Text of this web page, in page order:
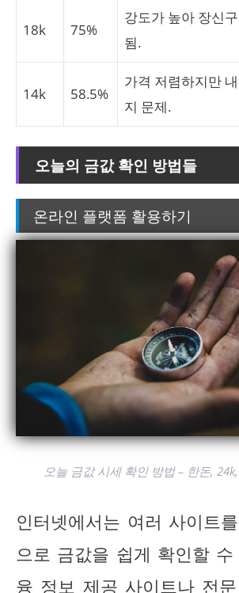
18k 75%
강도가 높아 장신
됨.
14k 58.5%
가격 저렴하지만
지 문제.
오늘의 금값 확인 방법들
온라인 플랫폼 활용하기
오늘 금값 시세 확인 방법 – 한돈,
인터넷에서는 여러 사이트
으로 금값을 쉽게 확인할
융 정보 제공 사이트나 전